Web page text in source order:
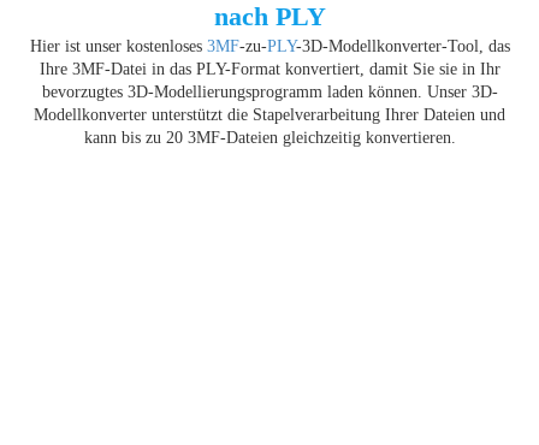
nach PLY
Hier ist unser kostenloses 3MF-zu-PLY-3D-Modellkonverter-Tool, das
Ihre 3MF-Datei in das PLY-Format konvertiert, damit Sie sie in Ihr
bevorzugtes 3D-Modellierungsprogramm laden können. Unser 3D-
Modellkonverter unterstützt die Stapelverarbeitung Ihrer Dateien und
kann bis zu 20 3MF-Dateien gleichzeitig konvertieren.